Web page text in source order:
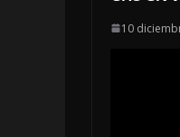
10